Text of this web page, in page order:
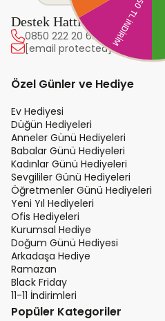
Destek Hattı
0850 222 20 63
[email protected]
Özel Günler ve Hediye
Ev Hediyesi
Düğün Hediyeleri
Anneler Günü Hediyeleri
Babalar Günü Hediyeleri
Kadınlar Günü Hediyeleri
Sevgililer Günü Hediyeleri
Öğretmenler Günü Hediyeleri
Yeni Yıl Hediyeleri
Ofis Hediyeleri
Kurumsal Hediye
Doğum Günü Hediyesi
Arkadaşa Hediye
Ramazan
Black Friday
11-11 İndirimleri
Popüler Kategoriler